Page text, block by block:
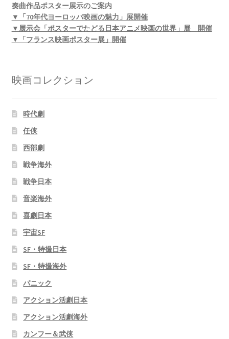
奏曲作品ポスター展示のご案内
▼「70年代ヨーロッパ映画の魅力」展開催
▼展示会「ポスターでたどる日本アニメ映画の世界」展 開催
▼「フランス映画ポスター展」開催
映画コレクション
時代劇
任侠
西部劇
戦争海外
戦争日本
音楽海外
喜劇日本
宇宙SF
SF・特撮日本
SF・特撮海外
パニック
アクション活劇日本
アクション活劇海外
カンフー＆武侠